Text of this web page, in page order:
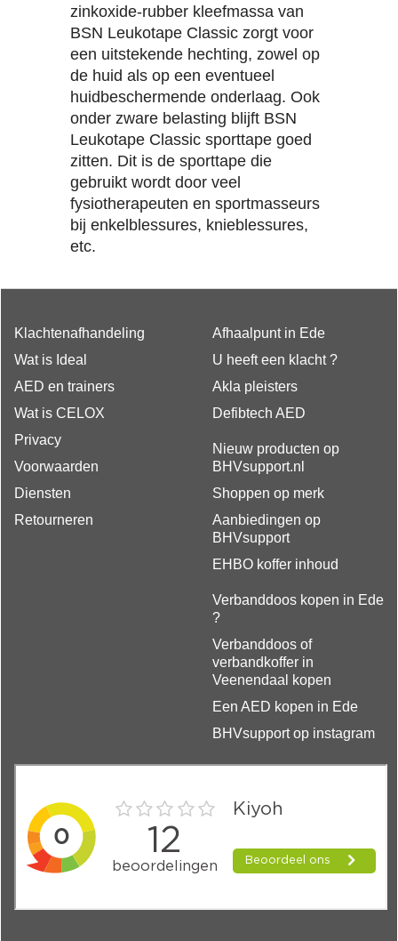
zinkoxide-rubber kleefmassa van
BSN Leukotape Classic zorgt voor
een uitstekende hechting, zowel op
de huid als op een eventueel
huidbeschermende onderlaag. Ook
onder zware belasting blijft BSN
Leukotape Classic sporttape goed
zitten. Dit is de sporttape die
gebruikt wordt door veel
fysiotherapeuten en sportmasseurs
bij enkelblessures, knieblessures,
etc.
Klachtenafhandeling
Wat is Ideal
AED en trainers
Wat is CELOX
Privacy
Voorwaarden
Diensten
Retourneren
Afhaalpunt in Ede
U heeft een klacht ?
Akla pleisters
Defibtech AED
Nieuw producten op
BHVsupport.nl
Shoppen op merk
Aanbiedingen op
BHVsupport
EHBO koffer inhoud
Verbanddoos kopen in Ede
?
Verbanddoos of
verbandkoffer in
Veenendaal kopen
Een AED kopen in Ede
BHVsupport op instagram